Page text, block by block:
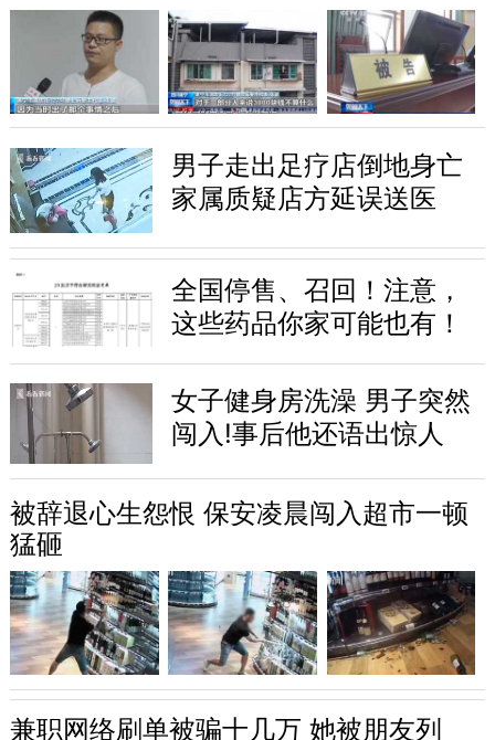
男子走出足疗店倒地身亡
家属质疑店方延误送医
全国停售、召回！注意，
这些药品你家可能也有！
女子健身房洗澡 男子突然
闯入!事后他还语出惊人
被辞退心生怨恨 保安凌晨闯入超市一顿
猛砸
兼职网络刷单被骗十几万 她被朋友列